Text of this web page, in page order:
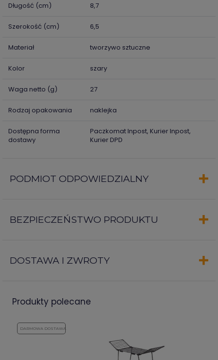
Długość (cm) 8,7
Szerokość (cm) 6,5
Materiał tworzywo sztuczne
Kolor szary
Waga netto (g) 27
Rodzaj opakowania naklejka
Dostępna forma
dostawy
Paczkomat Inpost, Kurier Inpost,
Kurier DPD
PODMIOT ODPOWIEDZIALNY
BEZPIECZEŃSTWO PRODUKTU
DOSTAWA I ZWROTY
produkty polecane
DARMOWA DOSTAWA